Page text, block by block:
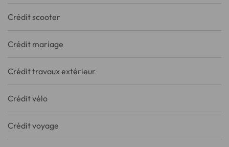
Crédit scooter
Crédit mariage
Crédit travaux extérieur
Crédit vélo
Crédit voyage